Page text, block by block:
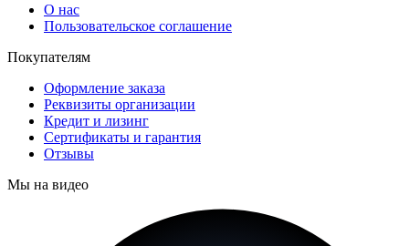
О нас
Пользовательское соглашение
Покупателям
Оформление заказа
Реквизиты организации
Кредит и лизинг
Сертификаты и гарантия
Отзывы
Мы на видео